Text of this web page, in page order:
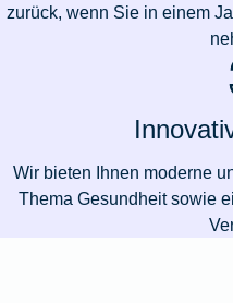
zurück, wenn Sie in einem
Wir bieten Ihnen moderne
Thema Gesundheit sowie